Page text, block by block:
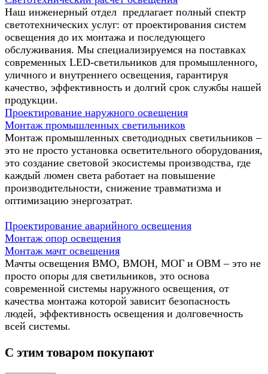
Наш инженерный отдел предлагает полный спектр
светотехнических услуг: от проектирования систем
освещения до их монтажа и последующего
обслуживания. Мы специализируемся на поставках
современных LED-светильников для промышленного,
уличного и внутреннего освещения, гарантируя
качество, эффективность и долгий срок службы нашей
продукции.
Проектирование наружного освещения
Монтаж промышленных светильников
Монтаж промышленных светодиодных светильников –
это не просто установка осветительного оборудования,
это создание световой экосистемы производства, где
каждый люмен света работает на повышение
производительности, снижение травматизма и
оптимизацию энергозатрат.
Проектирование аварийного освещения
Монтаж опор освещения
Монтаж мачт освещения
Мачты освещения ВМО, ВМОН, МОГ и ОВМ – это не
просто опоры для светильников, это основа
современной системы наружного освещения, от
качества монтажа которой зависит безопасность
людей, эффективность освещения и долговечность
всей системы.
С этим товаром покупают